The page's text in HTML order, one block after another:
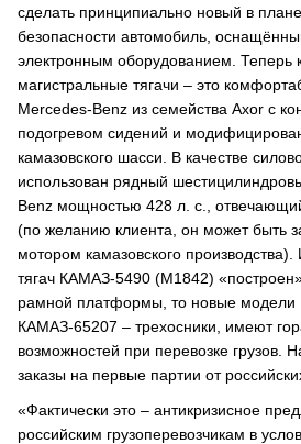
сделать принципиально новый в
безопасности автомобиль,
электронным оборудованием. Теперь
магистральные тягачи – это
Merсеdes-Benz из семейства Axor с
подогревом сидений и
камазовского шасси. В качестве
использован рядный
Benz мощностью 428 л. с.,
(по желанию клиента, он может быть
мотором камазовского
тягач КАМАЗ-5490 (М1842)
рамной платформы, то новые
КАМАЗ-65207 – трехосники, имеют
возможностей при перевозке грузов.
заказы на первые партии от
«Фактически это – антикризисное
российским грузоперевозчикам в